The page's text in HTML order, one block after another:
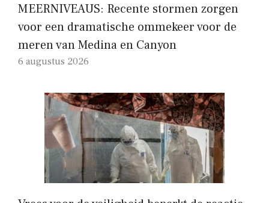
MEERNIVEAUS: Recente stormen zorgen
voor een dramatische ommekeer voor de
meren van Medina en Canyon
6 augustus 2026